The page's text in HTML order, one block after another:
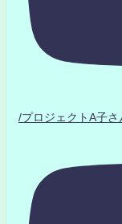
/プロジェクトA子